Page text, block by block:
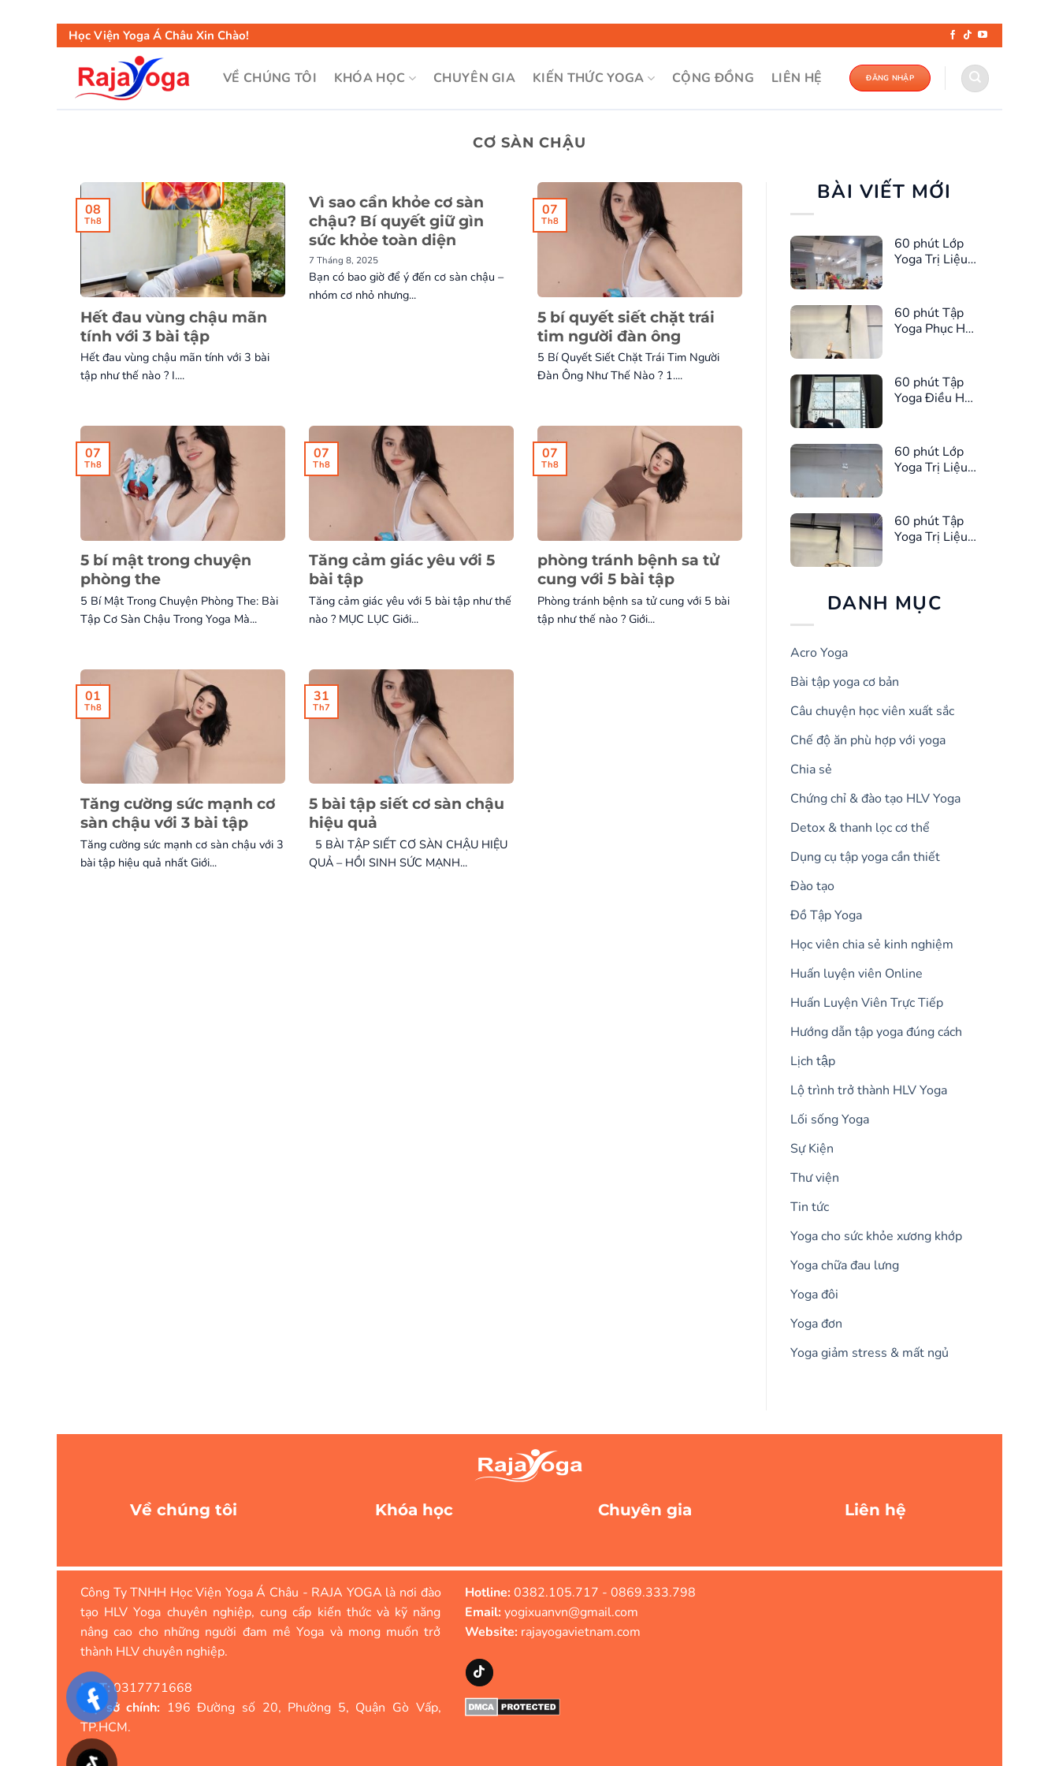
qua
nội
Học Viện Yoga Á Châu Xin Chào!
VỀ CHÚNG TÔI KHÓA HỌC CHUYÊN GIA KIẾN THỨC YOGA CỘNG ĐỒNG LIÊN HỆ ĐĂNG NHẬP
CƠ SÀN CHẬU
Hết đau vùng chậu mãn
tính với 3 bài tập
Hết đau vùng chậu mãn tính với 3 bài
tập như thế nào ? I....
08
Th8
Vì sao cần khỏe cơ sàn
chậu? Bí quyết giữ gìn
sức khỏe toàn diện
7 Tháng 8, 2025
Bạn có bao giờ để ý đến cơ sàn chậu –
nhóm cơ nhỏ nhưng...
5 bí quyết siết chặt trái
tim người đàn ông
5 Bí Quyết Siết Chặt Trái Tim Người
Đàn Ông Như Thế Nào ? 1....
07
Th8
5 bí mật trong chuyện
phòng the
5 Bí Mật Trong Chuyện Phòng The: Bài
Tập Cơ Sàn Chậu Trong Yoga Mà...
07
Th8
Tăng cảm giác yêu với 5
bài tập
Tăng cảm giác yêu với 5 bài tập như thế
nào ? MỤC LỤC Giới...
07
Th8
phòng tránh bệnh sa tử
cung với 5 bài tập
Phòng tránh bệnh sa tử cung với 5 bài
tập như thế nào ? Giới...
07
Th8
Tăng cường sức mạnh cơ
sàn chậu với 3 bài tập
Tăng cường sức mạnh cơ sàn chậu với 3
bài tập hiệu quả nhất Giới...
01
Th8
5 bài tập siết cơ sàn chậu
hiệu quả
5 BÀI TẬP SIẾT CƠ SÀN CHẬU HIỆU
QUẢ – HỒI SINH SỨC MẠNH...
31
Th7
BÀI VIẾT MỚI
60 phút Lớp
Yoga Trị Liệu
60 phút Tập
Yoga Phục Hồi
60 phút Tập
Yoga Điều Hòa
60 phút Lớp
Yoga Trị Liệu
60 phút Tập
Yoga Trị Liệu
DANH MỤC
Acro Yoga
Bài tập yoga cơ bản
Câu chuyện học viên xuất sắc
Chế độ ăn phù hợp với yoga
Chia sẻ
Chứng chỉ & đào tạo HLV Yoga
Detox & thanh lọc cơ thể
Dụng cụ tập yoga cần thiết
Đào tạo
Đồ Tập Yoga
Học viên chia sẻ kinh nghiệm
Huấn luyện viên Online
Huấn Luyện Viên Trực Tiếp
Hướng dẫn tập yoga đúng cách
Lịch tập
Lộ trình trở thành HLV Yoga
Lối sống Yoga
Sự Kiện
Thư viện
Tin tức
Yoga cho sức khỏe xương khớp
Yoga chữa đau lưng
Yoga đôi
Yoga đơn
Yoga giảm stress & mất ngủ
Về chúng tôi Khóa học Chuyên gia Liên hệ
Công Ty TNHH Học Viện Yoga Á Châu - RAJA YOGA là nơi đào
tạo HLV Yoga chuyên nghiệp, cung cấp kiến thức và kỹ năng
nâng cao cho những người đam mê Yoga và mong muốn trở
thành HLV chuyên nghiệp.
MST:0317771668
Trụ sở chính: 196 Đường số 20, Phường 5, Quận Gò Vấp,
TP.HCM.
Hotline:0382.105.717 - 0869.333.798
Email:yogixuanvn@gmail.com
Website:rajayogavietnam.com